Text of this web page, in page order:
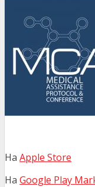
На Apple Store
На Google Play